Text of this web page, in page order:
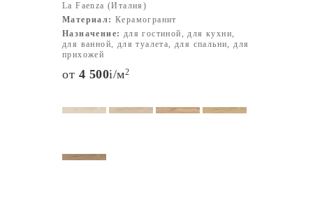
La Faenza (Италия)
Материал: Керамогранит
Назначение: для гостиной, для кухни,
для ванной, для туалета, для спальни, для
прихожей
от 4 500i/м2